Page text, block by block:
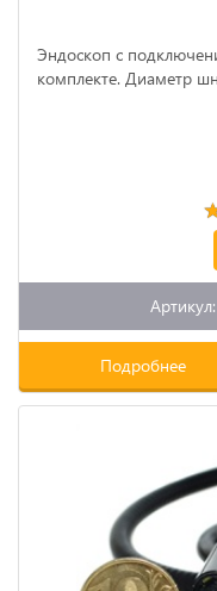
Эндоскоп с
комплекте. Диаметр
Подробнее